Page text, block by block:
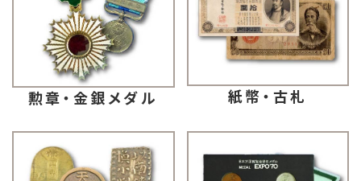
勲章・金銀メダル 紙幣・古札